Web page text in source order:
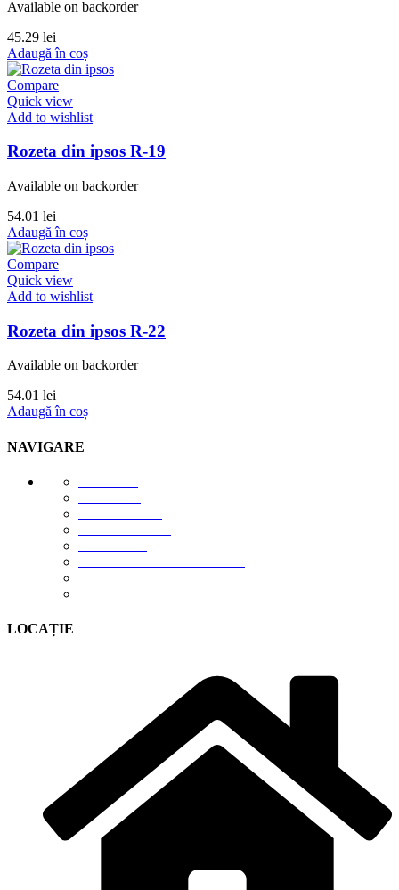
Available on backorder
45.29 lei
Adaugă în coș
Compare
Quick view
Add to wishlist
Rozeta din ipsos R-19
Available on backorder
54.01 lei
Adaugă în coș
Compare
Quick view
Add to wishlist
Rozeta din ipsos R-22
Available on backorder
54.01 lei
Adaugă în coș
NAVIGARE
LOCAȚIE